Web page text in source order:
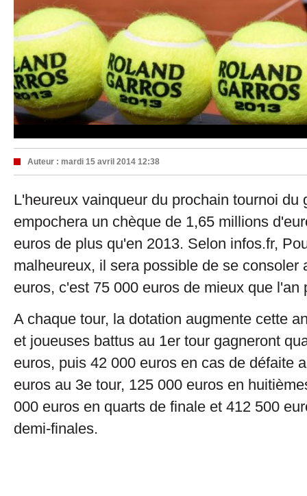
Auteur : mardi 15 avril 2014 12:38
L'heureux vainqueur du prochain tournoi du
empochera un chèque de 1,65 millions
euros de plus qu'en 2013. Selon infos.fr,
malheureux, il sera possible de se consoler
euros, c'est 75 000 euros de mieux que l'an
A chaque tour, la dotation augmente cette
et joueuses battus au 1er tour gagneront
euros, puis 42 000 euros en cas de défaite
euros au 3e tour, 125 000 euros en
000 euros en quarts de finale et 412 500
demi-finales.